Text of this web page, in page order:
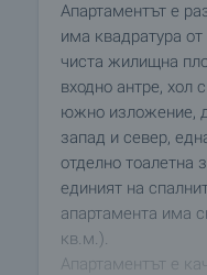
Апартаментът е
има квадратура
чиста жилищна
входно антре, хол
южно изложение,
запад и север,
отделно тоалетна
единият на
апартамента има
кв.м.).
Апартаментът е